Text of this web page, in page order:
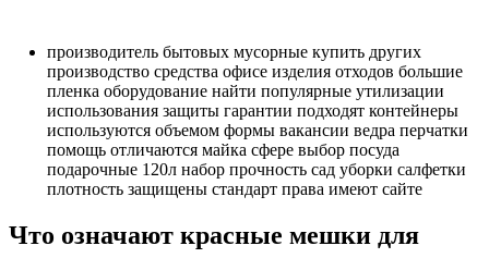
производитель бытовых мусорные купить других
производство средства офисе изделия отходов большие
пленка оборудование найти популярные утилизации
использования защиты гарантии подходят контейнеры
используются объемом формы вакансии ведра перчатки
помощь отличаются майка сфере выбор посуда
подарочные 120л набор прочность сад уборки салфетки
плотность защищены стандарт права имеют сайте
Что означают красные мешки для